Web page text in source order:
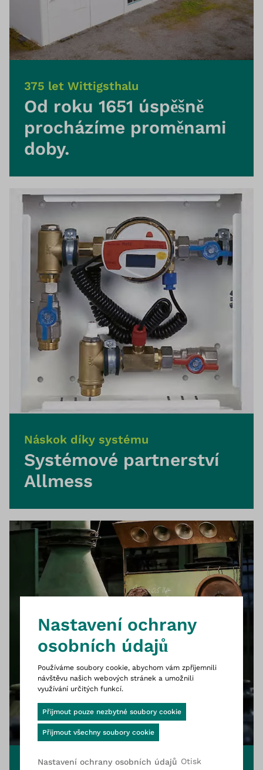
375 let Wittigsthalu
Od roku 1651 úspěšně
procházíme proměnami
doby.
Náskok díky systému
Systémové partnerství
Allmess
Toto je webová stránka
Nastavení ochrany
osobních údajů
Používáme soubory cookie, abychom vám zpříjemnili
návštěvu našich webových stránek a umožnili
využívání určitých funkcí.
Přijmout pouze nezbytné soubory cookie
Přijmout všechny soubory cookie
Nastavení ochrany osobních údajů Otisk
Cookie-Banner